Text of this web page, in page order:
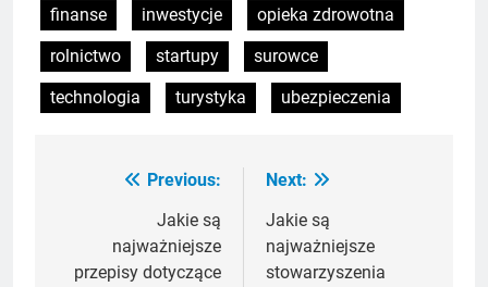
finanse
inwestycje
opieka zdrowotna
rolnictwo
startupy
surowce
technologia
turystyka ubezpieczenia
NawigacjaPrevious:
Jakie są
najważniejsze
przepisy dotyczące
Next:
Jakie są
najważniejsze
stowarzyszenia